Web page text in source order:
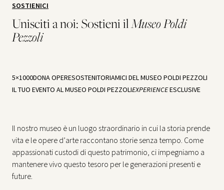
SOSTIENICI
Unisciti a noi: Sostieni ilMuseo Poldi
Pezzoli
5×1000DONA OPERESOSTENITORIAMICI DEL MUSEO POLDI PEZZOLI
IL TUO EVENTO AL MUSEO POLDI PEZZOLIEXPERIENCEESCLUSIVE
Il nostro museo è un luogo straordinario in cui la storia prende
vita e le opere d’arte raccontano storie senza tempo. Come
appassionati custodi di questo patrimonio, ci impegniamo a
mantenere vivo questo tesoro per le generazioni presenti e
future.